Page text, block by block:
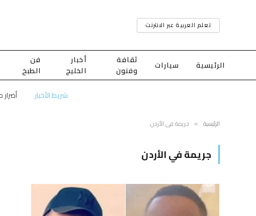
تعلم العربية عبر الانترنت
الرئيسية سيارات
ثقافة
وفنون
أخبار
الخليج
فن
الطبخ
شريط الأخبار
الرئيسية » جريمة في الأردن
جريمة في الأردن